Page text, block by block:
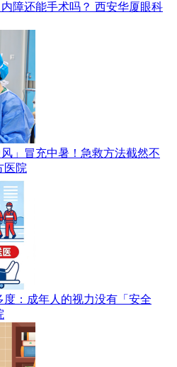
障还能手术吗？ 西安华厦眼科
」冒充中暑！急救方法截然不
医院
度：成年人的视力没有「安全